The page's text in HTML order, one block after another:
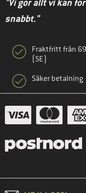
"Vi gör allt vi kan
snabbt."
Fraktfritt från
(SE)
Säker betalning